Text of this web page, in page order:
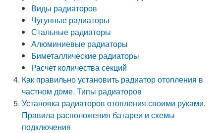
Виды радиаторов
Чугунные радиаторы
Стальные радиаторы
Алюминиевые радиаторы
Биметаллические радиаторы
Расчет количества секций
Как правильно установить радиатор отопления в
частном доме. Типы радиаторов
Установка радиаторов отопления своими руками.
Правила расположения батареи и схемы
подключения